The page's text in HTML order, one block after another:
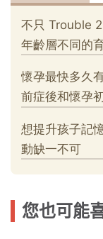
您也可能